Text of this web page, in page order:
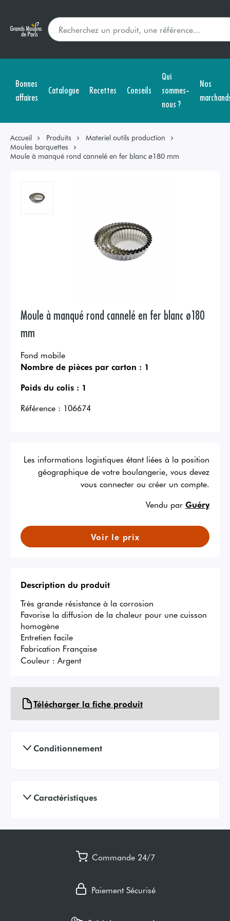
Bonnes
affaires
Catalogue Recettes Conseils
Qui
sommes-
nous ?
Nos
Accueil Produits
Materiel outils production
Moules barquettes
Moule à manqué rond cannelé en fer blanc ø180 mm
Moule à manqué rond cannelé en fer blanc ø180
mm
Fond mobile
Nombre de pièces par carton : 1
Poids du colis : 1
Référence : 106674
Les informations logistiques étant liées à la position
géographique de votre boulangerie, vous devez
vous connecter ou créer un compte.
Vendu par Guéry
Voir le prix
Description du produit
Très grande résistance à la corrosion
Favorise la diffusion de la chaleur pour une cuisson
homogène
Entretien facile
Fabrication Française
Couleur : Argent
Télécharger la fiche produit
Conditionnement
Caractéristiques
Commande 24/7
Paiement Sécurisé